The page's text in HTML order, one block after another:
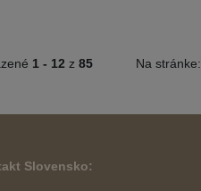
1 - 12 z 85 Na stránke:
Slovensko: